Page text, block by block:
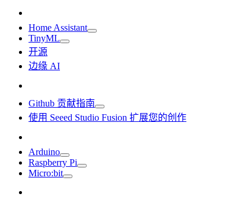
Home Assistant
TinyML
开源
边缘 AI
Github 贡献指南
使用 Seeed Studio Fusion 扩展您的创作
Arduino
Raspberry Pi
Micro:bit